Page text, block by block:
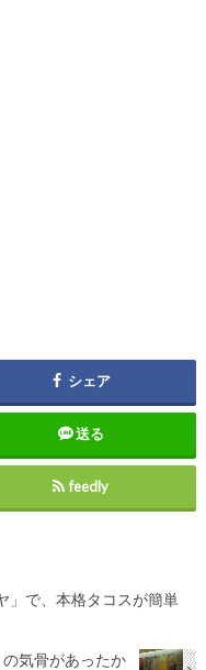
シェア
送る
feedly
」で、本格タコスが簡単
気骨があったか